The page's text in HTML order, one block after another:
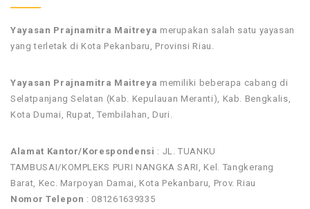
Yayasan Prajnamitra Maitreya merupakan salah satu yayasan
yang terletak di Kota Pekanbaru, Provinsi Riau.
Yayasan Prajnamitra Maitreya memiliki beberapa cabang di
Selatpanjang Selatan (Kab. Kepulauan Meranti), Kab. Bengkalis,
Kota Dumai, Rupat, Tembilahan, Duri.
Alamat Kantor/Korespondensi : JL. TUANKU
TAMBUSAI/KOMPLEKS PURI NANGKA SARI, Kel. Tangkerang
Barat, Kec. Marpoyan Damai, Kota Pekanbaru, Prov. Riau
Nomor Telepon : 081261639335